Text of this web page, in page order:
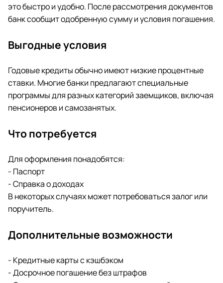
это быстро и удобно. После рассмотрения документов
банк сообщит одобренную сумму и условия погашения.
Выгодные условия
Годовые кредиты обычно имеют низкие процентные
ставки. Многие банки предлагают специальные
программы для разных категорий заемщиков, включая
пенсионеров и самозанятых.
Что потребуется
Для оформления понадобятся:
- Паспорт
- Справка о доходах
В некоторых случаях может потребоваться залог или
поручитель.
Дополнительные возможности
- Кредитные карты с кэшбэком
- Досрочное погашение без штрафов